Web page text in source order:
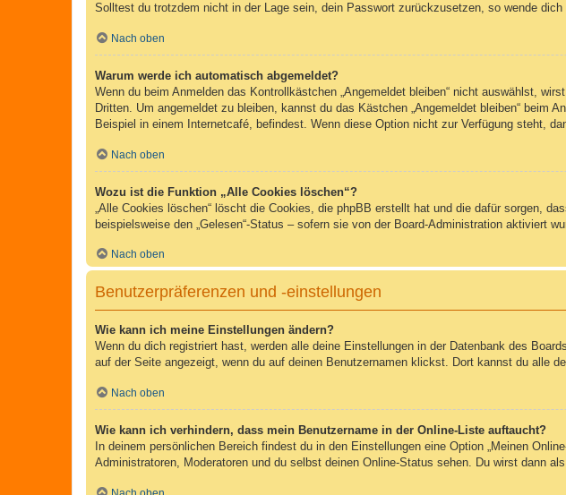
Solltest du trotzdem nicht in der Lage sein, dein Passwort zurückzusetzen, so wende
Nach oben
Warum werde ich automatisch abgemeldet?
Wenn du beim Anmelden das Kontrollkästchen „Angemeldet bleiben“ nicht auswählst,
Dritten. Um angemeldet zu bleiben, kannst du das Kästchen „Angemeldet bleiben“ beim
Beispiel in einem Internetcafé, befindest. Wenn diese Option nicht zur Verfügung steht,
Nach oben
Wozu ist die Funktion „Alle Cookies löschen“?
„Alle Cookies löschen“ löscht die Cookies, die phpBB erstellt hat und die dafür sorgen,
beispielsweise den „Gelesen“-Status – sofern sie von der Board-Administration aktiviert
Nach oben
Benutzerpräferenzen und -einstellungen
Wie kann ich meine Einstellungen ändern?
Wenn du dich registriert hast, werden alle deine Einstellungen in der Datenbank des
auf der Seite angezeigt, wenn du auf deinen Benutzernamen klickst. Dort kannst du alle
Nach oben
Wie kann ich verhindern, dass mein Benutzername in der Online-Liste auftaucht?
In deinem persönlichen Bereich findest du in den Einstellungen eine Option „Meinen
Administratoren, Moderatoren und du selbst deinen Online-Status sehen. Du wirst dann